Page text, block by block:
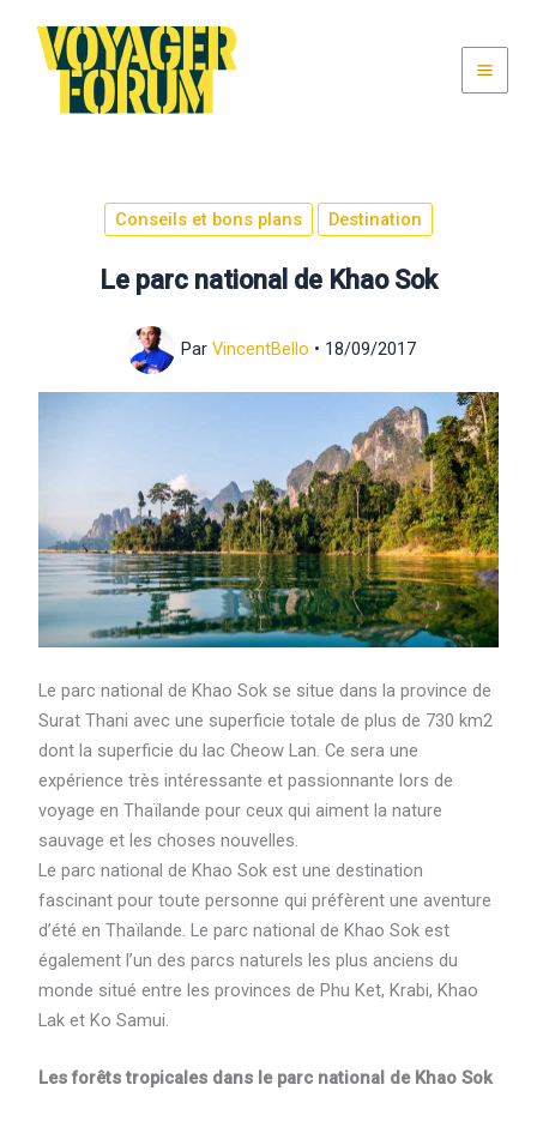
contenu
Conseils et bons plans Destination
Le parc national de Khao Sok
Par VincentBello • 18/09/2017
Le parc national de Khao Sok se situe dans la province de
Surat Thani avec une superficie totale de plus de 730 km2
dont la superficie du lac Cheow Lan. Ce sera une
expérience très intéressante et passionnante lors de
voyage en Thaïlande pour ceux qui aiment la nature
sauvage et les choses nouvelles.
Le parc national de Khao Sok est une destination
fascinant pour toute personne qui préfèrent une aventure
d’été en Thaïlande. Le parc national de Khao Sok est
également l’un des parcs naturels les plus anciens du
monde situé entre les provinces de Phu Ket, Krabi, Khao
Lak et Ko Samui.
Les forêts tropicales dans le parc national de Khao Sok